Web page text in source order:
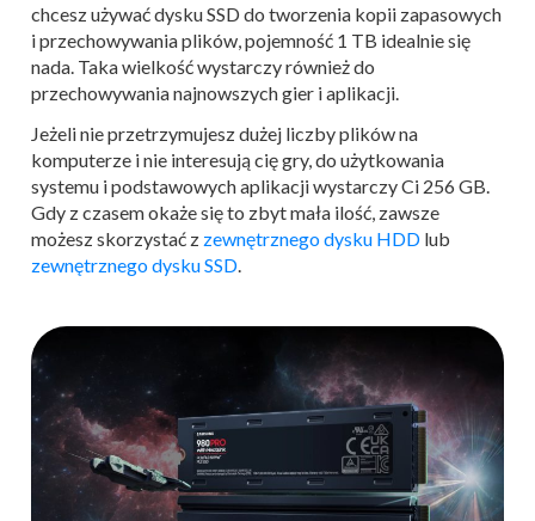
chcesz używać dysku SSD do tworzenia kopii zapasowych
i przechowywania plików, pojemność 1 TB idealnie się
nada. Taka wielkość wystarczy również do
przechowywania najnowszych gier i aplikacji.
Jeżeli nie przetrzymujesz dużej liczby plików na
komputerze i nie interesują cię gry, do użytkowania
systemu i podstawowych aplikacji wystarczy Ci 256 GB.
Gdy z czasem okaże się to zbyt mała ilość, zawsze
możesz skorzystać z zewnętrznego dysku HDD lub
zewnętrznego dysku SSD.